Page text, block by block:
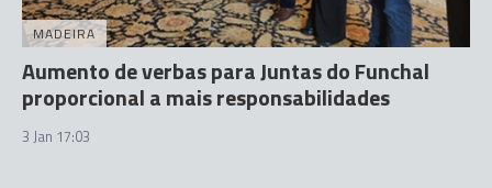
MADEIRA
Aumento de verbas para Juntas do Funchal
proporcional a mais responsabilidades
3 Jan 17:03